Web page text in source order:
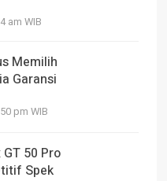
am WIB
Memilih
Garansi
pm WIB
50 Pro
Spek